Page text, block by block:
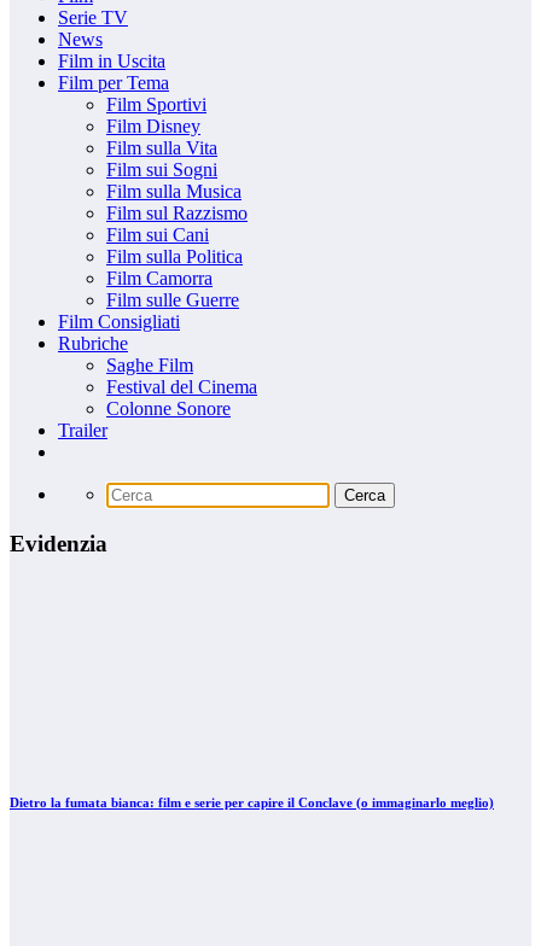
Serie TV
News
Film in Uscita
Film per Tema
Film Sportivi
Film Disney
Film sulla Vita
Film sui Sogni
Film sulla Musica
Film sul Razzismo
Film sui Cani
Film sulla Politica
Film Camorra
Film sulle Guerre
Film Consigliati
Rubriche
Saghe Film
Festival del Cinema
Colonne Sonore
Trailer
Evidenzia
Dietro la fumata bianca: film e serie per capire il Conclave (o immaginarlo meglio)